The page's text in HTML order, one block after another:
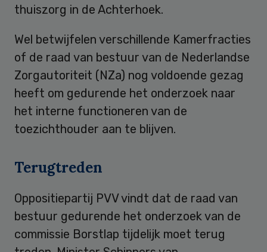
thuiszorg in de Achterhoek.
Wel betwijfelen verschillende Kamerfracties
of de raad van bestuur van de Nederlandse
Zorgautoriteit (NZa) nog voldoende gezag
heeft om gedurende het onderzoek naar
het interne functioneren van de
toezichthouder aan te blijven.
Terugtreden
Oppositiepartij PVV vindt dat de raad van
bestuur gedurende het onderzoek van de
commissie Borstlap tijdelijk moet terug